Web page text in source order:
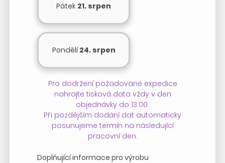
Pátek 21. srpen
Pondělí24. srpen
Pro dodržení požadované expedice
nahrajte tisková data vždy v den
objednávky do 13:00.
Při pozdějším dodání dat automaticky
posunujeme termín na následující
pracovní den.
Doplňující informace pro výrobu